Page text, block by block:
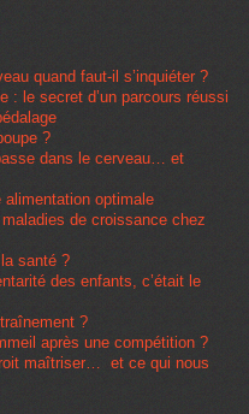
quand faut-il s’inquiéter ?
: le secret d’un parcours réussi
?
dans le cerveau… et
optimale
de croissance chez
santé ?
des enfants, c’était le
?
après une compétition ?
maîtriser… et ce qui nous